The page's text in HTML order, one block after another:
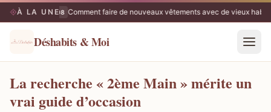
À LA UNE
06/08 Comment faire de nouveaux vêtements avec de vieux habits
Déshabits & Moi
La recherche « 2ème Main » mérite un
vrai guide d’occasion